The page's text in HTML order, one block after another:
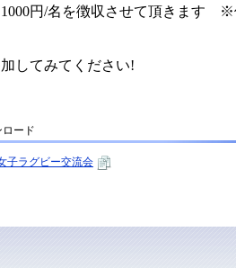
ード
子ラグビー交流会